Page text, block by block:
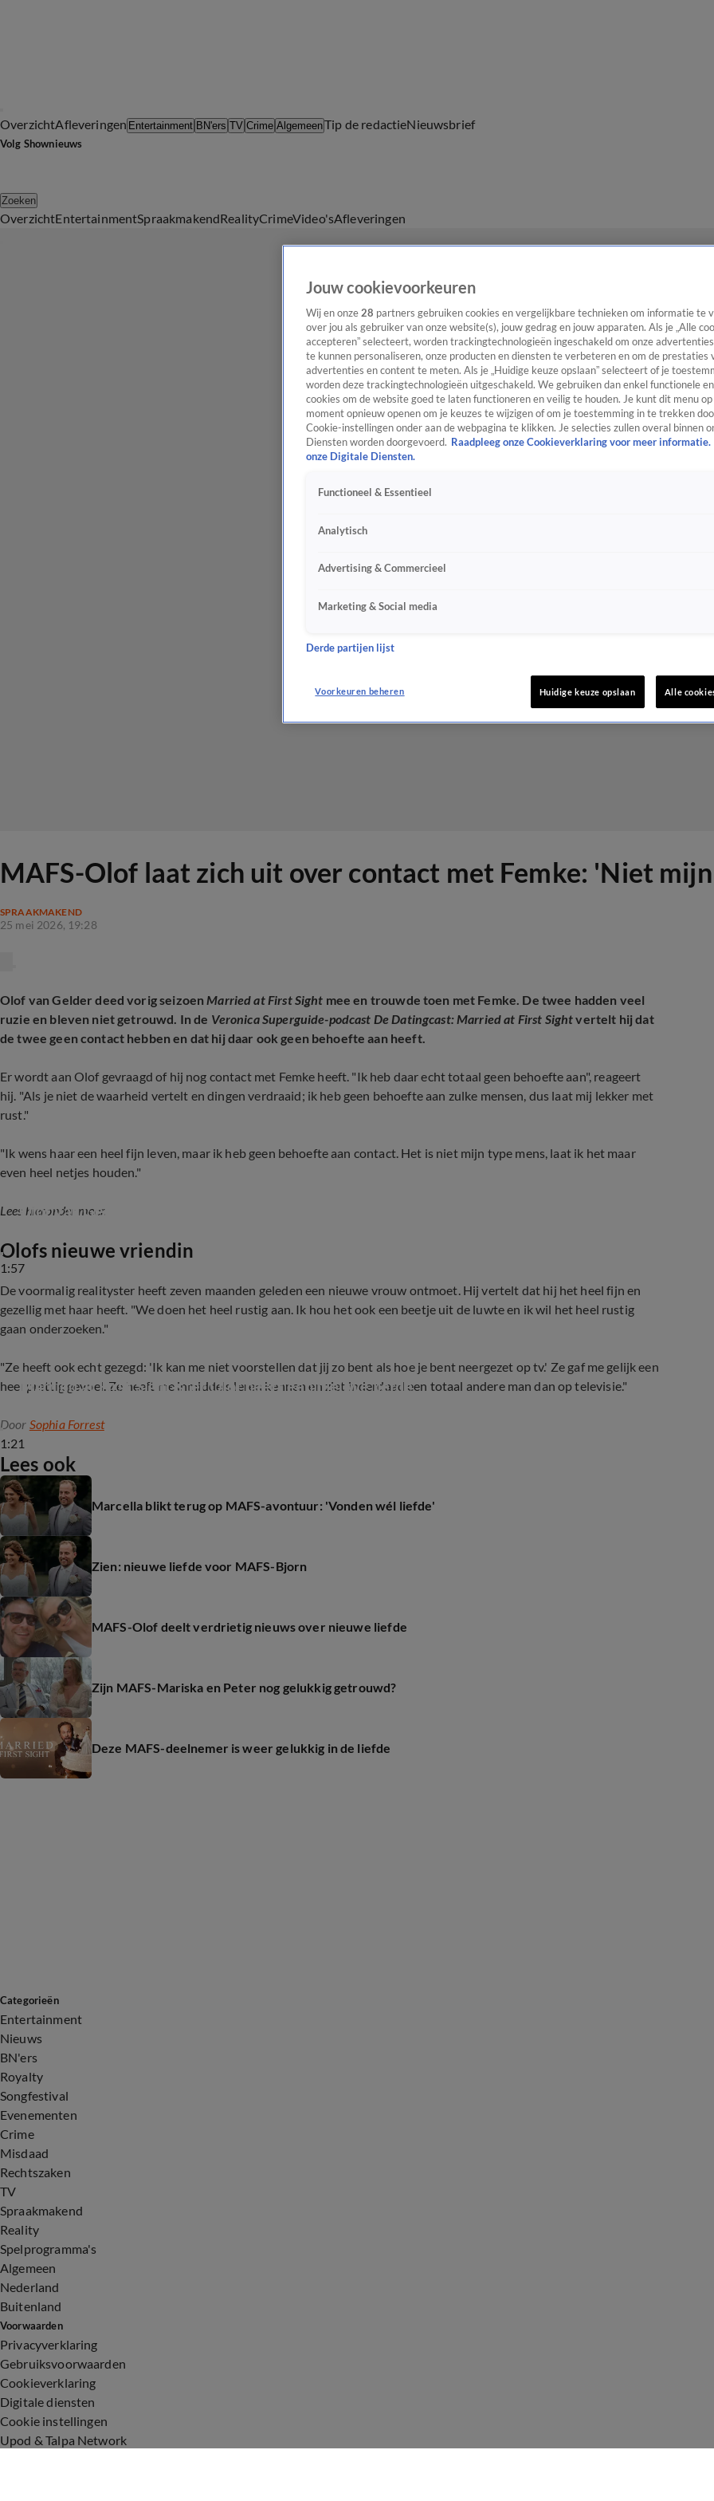
OverzichtAfleveringen Entertainment BN'ers TV Crime AlgemeenTip de redactieNieuwsbrief
Volg Shownieuws
Zoeken
OverzichtEntertainmentSpraakmakendRealityCrimeVideo'sAfleveringen
MAFS-Olof laat zich uit over contact met Femke: 'Niet
SPRAAKMAKEND
25 mei 2026, 19:28
Olof van Gelder deed vorig seizoenMarried at First Sight mee en trouwde toen met Femke. De twee hadden veel
ruzie en bleven niet getrouwd. In de Veronica Superguide-podcast De Datingcast: Married at First Sightvertelt hij dat
de twee geen contact hebben en dat hij daar ook geen behoefte aan heeft.
Er wordt aan Olof gevraagd of hij nog contact met Femke heeft. "Ik heb daar echt totaal geen behoefte aan", reageert
hij. "Als je niet de waarheid vertelt en dingen verdraaid; ik heb geen behoefte aan zulke mensen, dus laat mij lekker met
rust."
"Ik wens haar een heel fijn leven, maar ik heb geen behoefte aan contact. Het is niet mijn type mens, laat ik het maar
even heel netjes houden."
Lees hieronder meer.
1:57
Olof van Gelder uit kritiek op hoe hij is neergezet in Married at First Sight
Olofs nieuwe vriendin
De voormalig realityster heeft zeven maanden geleden een nieuwe vrouw ontmoet. Hij vertelt dat hij het heel fijn en
gezellig met haar heeft. "We doen het heel rustig aan. Ik hou het ook een beetje uit de luwte en ik wil het heel rustig
gaan onderzoeken."
"Ze heeft ook echt gezegd: 'Ik kan me niet voorstellen dat jij zo bent als hoe je bent neergezet op tv.' Ze gaf me gelijk een
heel prettig gevoel. Ze heeft me inmiddels leren kennen en ziet inderdaad een totaal andere man dan op televisie."
1:21
Married at First Sight-ster Olof heeft een nieuwe liefde
Door Sophia Forrest
Lees ook
Marcella blikt terug op MAFS-avontuur: 'Vonden wél liefde'
Zien: nieuwe liefde voor MAFS-Bjorn
MAFS-Olof deelt verdrietig nieuws over nieuwe liefde
Zijn MAFS-Mariska en Peter nog gelukkig getrouwd?
Deze MAFS-deelnemer is weer gelukkig in de liefde
Categorieën
Entertainment
Nieuws
BN'ers
Royalty
Songfestival
Evenementen
Crime
Misdaad
Rechtszaken
TV
Spraakmakend
Reality
Spelprogramma's
Algemeen
Nederland
Buitenland
Voorwaarden
Privacyverklaring
Gebruiksvoorwaarden
Cookieverklaring
Digitale diensten
Cookie instellingen
Upod & Talpa Network
Jouw cookievoorkeuren
Wij en onze 28 partners gebruiken cookies en vergelijkbare technieken om informatie te
over jou als gebruiker van onze website(s), jouw gedrag en jouw apparaten. Als je „Alle
accepteren” selecteert, worden trackingtechnologieën ingeschakeld om onze
te kunnen personaliseren, onze producten en diensten te verbeteren en om de prestaties
advertenties en content te meten. Als je „Huidige keuze opslaan” selecteert of je
worden deze trackingtechnologieën uitgeschakeld. We gebruiken dan enkel functionele
cookies om de website goed te laten functioneren en veilig te houden. Je kunt dit menu
moment opnieuw openen om je keuzes te wijzigen of om je toestemming in te trekken
Cookie-instellingen onder aan de webpagina te klikken. Je selecties zullen overal binnen
Diensten worden doorgevoerd. Raadpleeg onze Cookieverklaring voor meer informatie.
onze Digitale Diensten.
Functioneel & Essentieel
Analytisch
Advertising & Commercieel
Marketing & Social media
Derde partijen lijst
Voorkeuren beheren Huidige keuze opslaan Alle